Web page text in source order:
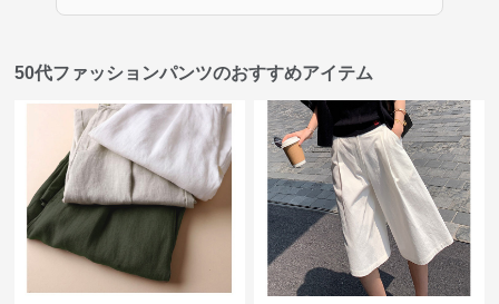
50代ファッションパンツのおすすめアイテム